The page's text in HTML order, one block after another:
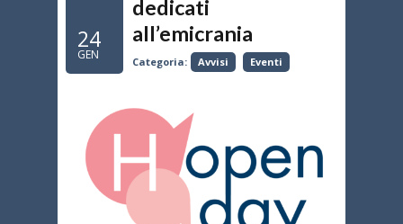
24
GEN
dedicati
all’emicrania
Categoria: Avvisi Eventi